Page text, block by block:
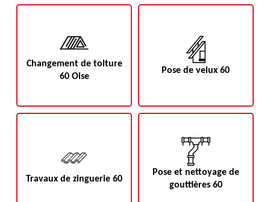
Changement de toiture
60 Oise
Pose de velux 60
Travaux de zinguerie 60
Pose et nettoyage de
gouttières 60